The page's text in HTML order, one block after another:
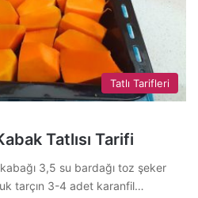
Tatlı Tarifleri
Tatlısı Tarifi
3,5 su bardağı toz şeker
tarçın 3-4 adet karanfil…